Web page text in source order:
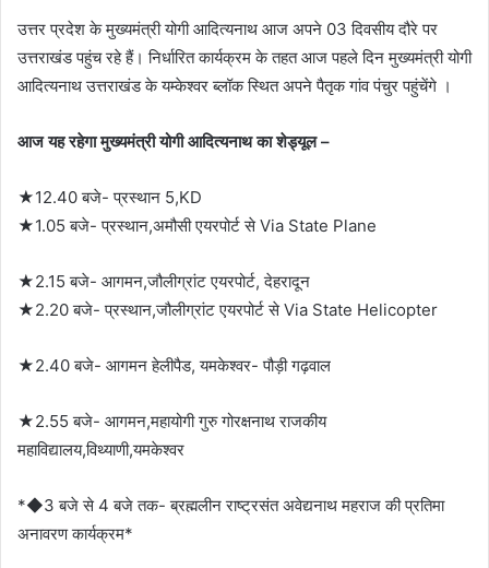
उत्तर प्रदेश के मुख्यमंत्री योगी आदित्यनाथ आज अपने 03 दिवसीय दौरे पर
उत्तराखंड पहुंच रहे हैं। निर्धारित कार्यक्रम के तहत आज पहले दिन मुख्यमंत्री योगी
आदित्यनाथ उत्तराखंड के यम्केश्वर ब्लॉक स्थित अपने पैतृक गांव पंचुर पहुंचेंगे ।
आज यह रहेगा मुख्यमंत्री योगी आदित्यनाथ का शेड्यूल –
★12.40 बजे- प्रस्थान 5,KD
★1.05 बजे- प्रस्थान,अमौसी एयरपोर्ट से Via State Plane
★2.15 बजे- आगमन,जौलीग्रांट एयरपोर्ट, देहरादून
★2.20 बजे- प्रस्थान,जौलीग्रांट एयरपोर्ट से Via State Helicopter
★2.40 बजे- आगमन हेलीपैड, यमकेश्वर- पौड़ी गढ़वाल
★2.55 बजे- आगमन,महायोगी गुरु गोरक्षनाथ राजकीय
महाविद्यालय,विथ्याणी,यमकेश्वर
*◆3 बजे से 4 बजे तक- ब्रह्मलीन राष्ट्रसंत अवेद्यनाथ महराज की प्रतिमा
अनावरण कार्यक्रम*